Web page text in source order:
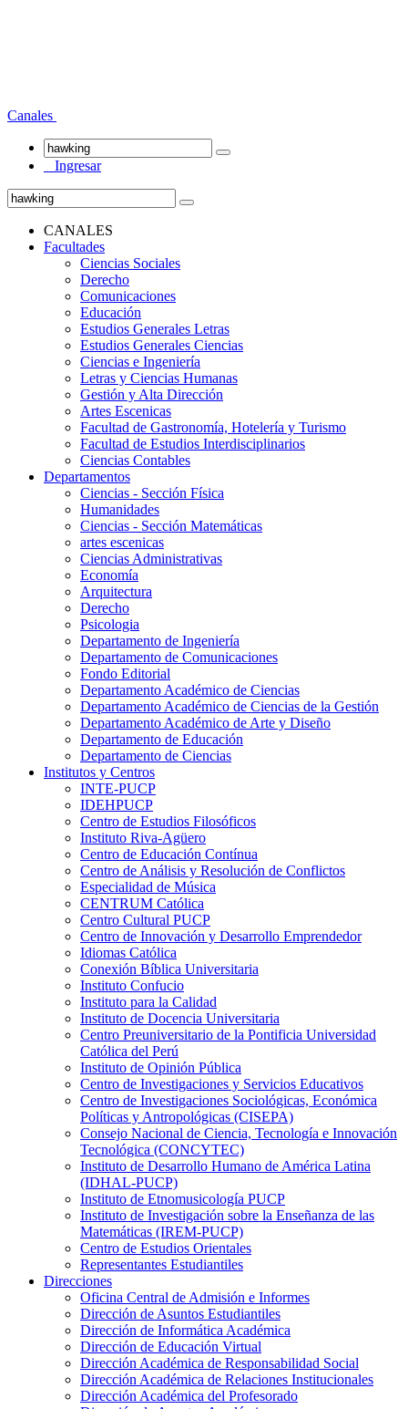
Canales
Ingresar
CANALES
Facultades
Ciencias Sociales
Derecho
Comunicaciones
Educación
Estudios Generales Letras
Estudios Generales Ciencias
Ciencias e Ingeniería
Letras y Ciencias Humanas
Gestión y Alta Dirección
Artes Escenicas
Facultad de Gastronomía, Hotelería y Turismo
Facultad de Estudios Interdisciplinarios
Ciencias Contables
Departamentos
Ciencias - Sección Física
Humanidades
Ciencias - Sección Matemáticas
artes escenicas
Ciencias Administrativas
Economía
Arquitectura
Derecho
Psicologia
Departamento de Ingeniería
Departamento de Comunicaciones
Fondo Editorial
Departamento Académico de Ciencias
Departamento Académico de Ciencias de la Gestión
Departamento Académico de Arte y Diseño
Departamento de Educación
Departamento de Ciencias
Institutos y Centros
INTE-PUCP
IDEHPUCP
Centro de Estudios Filosóficos
Instituto Riva-Agüero
Centro de Educación Contínua
Centro de Análisis y Resolución de Conflictos
Especialidad de Música
CENTRUM Católica
Centro Cultural PUCP
Centro de Innovación y Desarrollo Emprendedor
Idiomas Católica
Conexión Bíblica Universitaria
Instituto Confucio
Instituto para la Calidad
Instituto de Docencia Universitaria
Centro Preuniversitario de la Pontificia Universidad
Católica del Perú
Instituto de Opinión Pública
Centro de Investigaciones y Servicios Educativos
Centro de Investigaciones Sociológicas, Económica
Políticas y Antropológicas (CISEPA)
Consejo Nacional de Ciencia, Tecnología e Innovación
Tecnológica (CONCYTEC)
Instituto de Desarrollo Humano de América Latina
(IDHAL-PUCP)
Instituto de Etnomusicología PUCP
Instituto de Investigación sobre la Enseñanza de las
Matemáticas (IREM-PUCP)
Centro de Estudios Orientales
Representantes Estudiantiles
Direcciones
Oficina Central de Admisión e Informes
Dirección de Asuntos Estudiantiles
Dirección de Informática Académica
Dirección de Educación Virtual
Dirección Académica de Responsabilidad Social
Dirección Académica de Relaciones Institucionales
Dirección Académica del Profesorado